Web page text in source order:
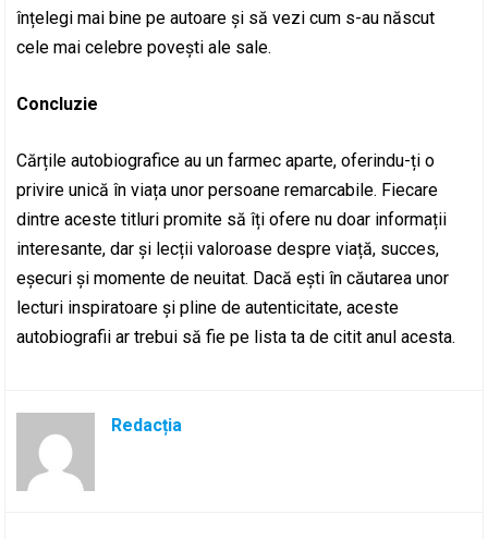
înțelegi mai bine pe autoare și să vezi cum s-au născut
cele mai celebre povești ale sale.
Concluzie
Cărțile autobiografice au un farmec aparte, oferindu-ți o
privire unică în viața unor persoane remarcabile. Fiecare
dintre aceste titluri promite să îți ofere nu doar informații
interesante, dar și lecții valoroase despre viață, succes,
eșecuri și momente de neuitat. Dacă ești în căutarea unor
lecturi inspiratoare și pline de autenticitate, aceste
autobiografii ar trebui să fie pe lista ta de citit anul acesta.
Redacția